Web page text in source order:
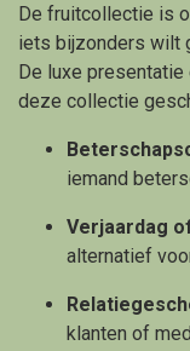
De fruitcollectie is
iets bijzonders wilt
De luxe
deze collectie
iemand
Verjaardag
alternatief
klanten of